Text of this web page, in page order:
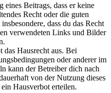
Beitrags, dass er keine
Recht oder die guten
dass du das Recht
verwendeten Links und Bilder
das Hausrecht aus. Bei
oder anderer im
kann der Betreiber dich nach
von der Nutzung dieses
Hausverbot erteilen.